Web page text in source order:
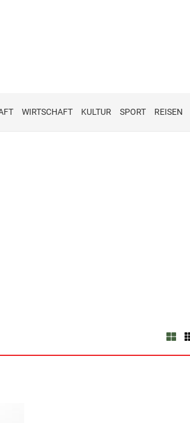
WIRTSCHAFT KULTUR SPORT REISEN